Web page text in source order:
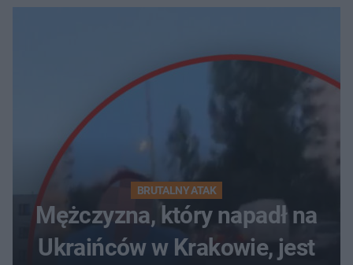
BRUTALNY ATAK
Mężczyzna, który napadł na
Ukraińców w Krakowie, jest